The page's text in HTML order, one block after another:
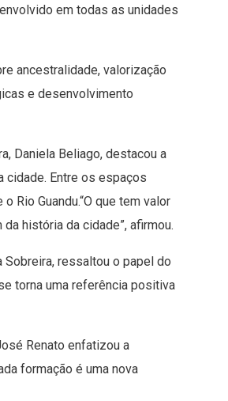
em todas as unidades
ancestralidade, valorização
e desenvolvimento
Daniela Beliago, destacou a
cidade. Entre os espaços
Rio Guandu.“O que tem valor
história da cidade”, afirmou.
Sobreira, ressaltou o papel do
torna uma referência positiva
Renato enfatizou a
formação é uma nova